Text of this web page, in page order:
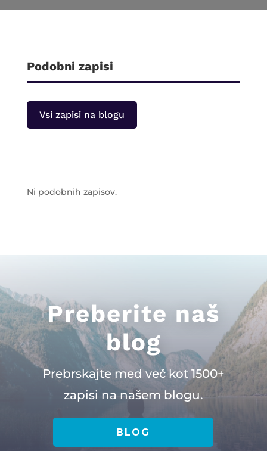
Podobni zapisi
Vsi zapisi na blogu
Ni podobnih zapisov.
Preberite naš
blog
Prebrskajte med več kot 1500+
zapisi na našem blogu.
BLOG